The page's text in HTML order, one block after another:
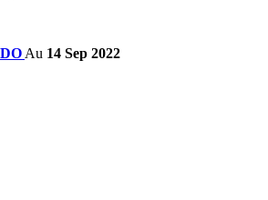
Au 14 Sep 2022